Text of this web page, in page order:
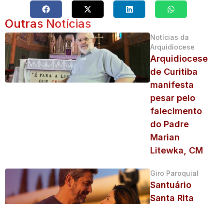
Outras Notícias
Notícias da
Arquidiocese
Arquidiocese
de Curitiba
manifesta
pesar pelo
falecimento
do Padre
Marian
Litewka, CM
Giro Paroquial
Santuário
Santa Rita